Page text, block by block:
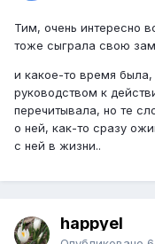
Тим, очень интересно
тоже сыграла свою
и какое-то время
руководством к
перечитывала, но те
о ней, как-то сразу
с ней в жизни..
happyel